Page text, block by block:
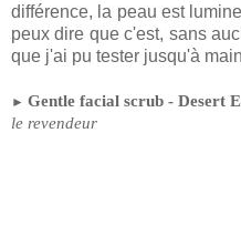
différence, la peau est
peux dire que c'est, sans
que j'ai pu tester jusqu'à
►Gentle facial scrub - Desert
le revendeur